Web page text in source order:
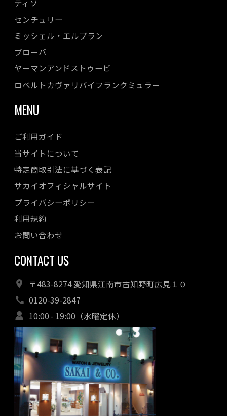
ティソ
センチュリー
ミッシェル・エルブラン
ブローバ
ヤーマンアンドストゥービ
ロベルトカヴァリバイフランクミュラー
MENU
ご利用ガイド
当サイトについて
特定商取引法に基づく表記
サカイオフィシャルサイト
プライバシーポリシー
利用規約
お問い合わせ
CONTACT US
〒483-8274 愛知県江南市古知野町広見１０
0120-39-2847
10:00 - 19:00（水曜定休）